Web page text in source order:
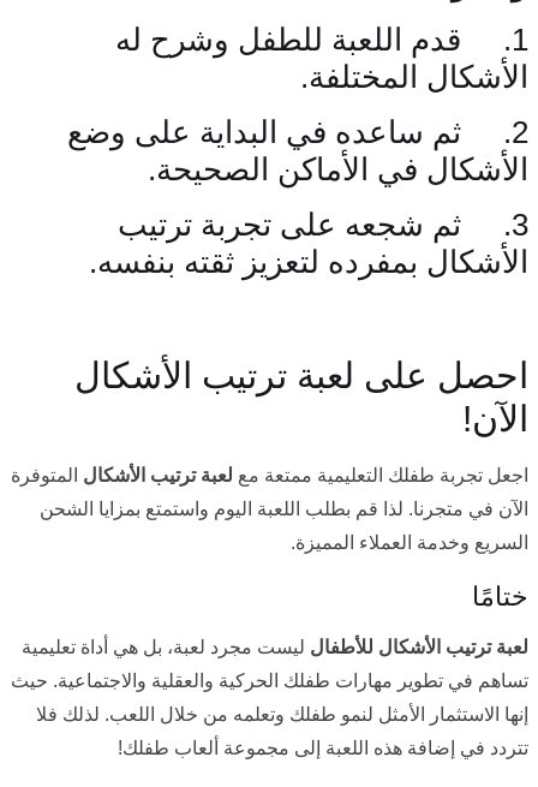
1. قدم اللعبة للطفل وشرح له
الأشكال المختلفة.
2. ثم ساعده في البداية على وضع
الأشكال في الأماكن الصحيحة.
3. ثم شجعه على تجربة ترتيب
الأشكال بمفرده لتعزيز ثقته بنفسه.
احصل على لعبة ترتيب الأشكال
الآن!
اجعل تجربة طفلك التعليمية ممتعة مع لعبة ترتيب الأشكال المتوفرة
الآن في متجرنا. لذا قم بطلب اللعبة اليوم واستمتع بمزايا الشحن
السريع وخدمة العملاء المميزة.
ختامًا
لعبة ترتيب الأشكال للأطفال ليست مجرد لعبة، بل هي أداة تعليمية
تساهم في تطوير مهارات طفلك الحركية والعقلية والاجتماعية. حيث
إنها الاستثمار الأمثل لنمو طفلك وتعلمه من خلال اللعب. لذلك فلا
تتردد في إضافة هذه اللعبة إلى مجموعة ألعاب طفلك!